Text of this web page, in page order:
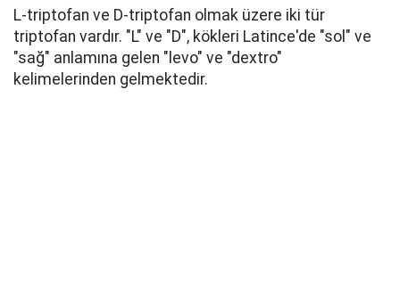
L-triptofan ve D-triptofan olmak üzere iki tür
triptofan vardır. "L" ve "D", kökleri Latince'de "sol" ve
"sağ" anlamına gelen "levo" ve "dextro"
kelimelerinden gelmektedir.